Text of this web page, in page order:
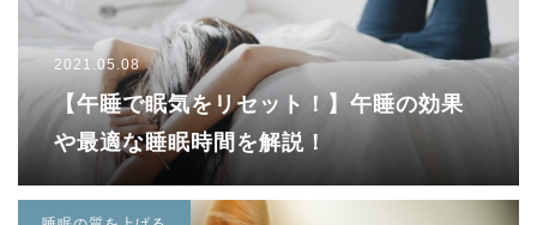
2021.05.08
【午睡で眠気をリセット！】午睡の効果
や最適な睡眠時間を解説！